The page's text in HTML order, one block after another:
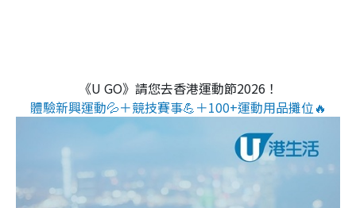
《U GO》請您去香港運動節2026！
體驗新興運動💦＋競技賽事💪＋100+運動用品攤位🔥